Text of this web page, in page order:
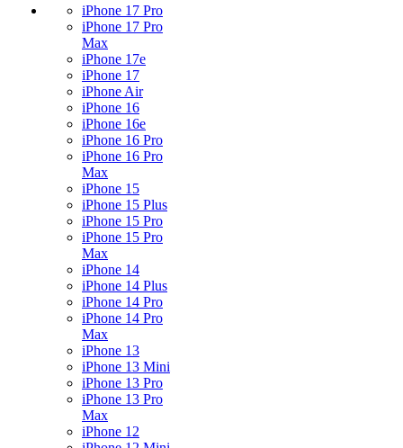
iPhone 17 Pro
iPhone 17 Pro
Max
iPhone 17e
iPhone 17
iPhone Air
iPhone 16
iPhone 16e
iPhone 16 Pro
iPhone 16 Pro
Max
iPhone 15
iPhone 15 Plus
iPhone 15 Pro
iPhone 15 Pro
Max
iPhone 14
iPhone 14 Plus
iPhone 14 Pro
iPhone 14 Pro
Max
iPhone 13
iPhone 13 Mini
iPhone 13 Pro
iPhone 13 Pro
Max
iPhone 12